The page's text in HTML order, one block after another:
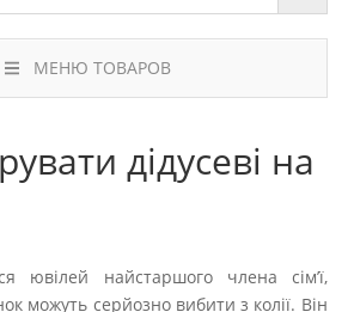
МЕНЮ ТОВАРОВ
дідусеві на
ювілей найстаршого члена сім’ї,
можуть серйозно вибити з колії. Він